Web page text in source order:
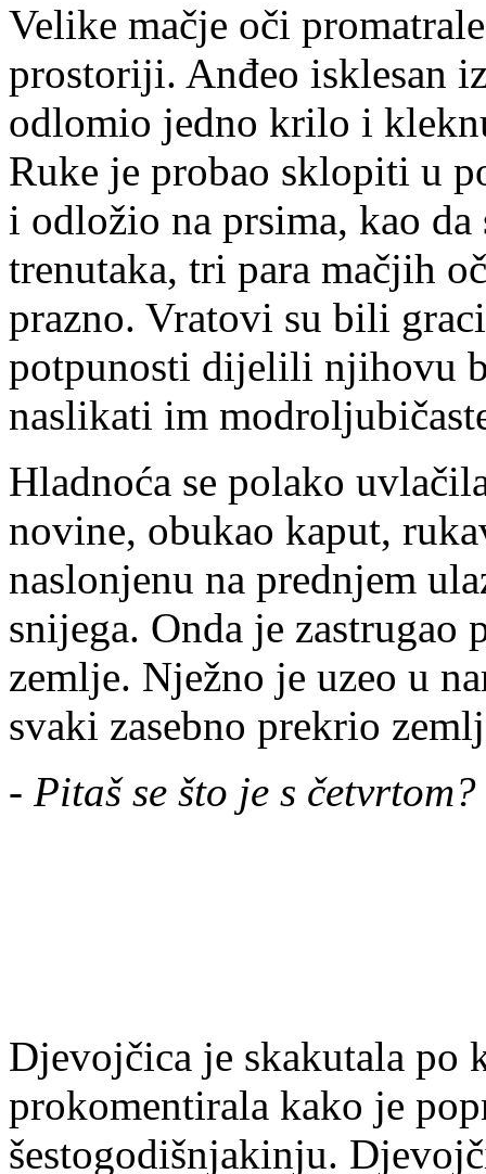
Velike mačje oči
prostoriji. Anđeo isklesan
odlomio jedno krilo i
Ruke je probao sklopiti u
i odložio na prsima, kao
trenutaka, tri para mačjih
prazno. Vratovi su bili
potpunosti dijelili njihovu
naslikati im
Hladnoća se polako
novine, obukao kaput,
naslonjenu na prednjem
snijega. Onda je zastrugao
zemlje. Nježno je uzeo u
svaki zasebno prekrio
- Pitaš se što je s četvrtom?
Djevojčica je skakutala po
prokomentirala kako je
šestogodišnjakinju.